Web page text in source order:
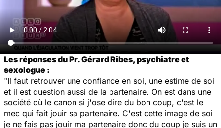
Les réponses du Pr. Gérard Ribes, psychiatre et
sexologue :
"Il faut retrouver une confiance en soi, une estime de soi
et il est question aussi de la partenaire. On est dans une
société où le canon si j'ose dire du bon coup, c'est le
mec qui fait jouir sa partenaire. C'est cette image de soi
je ne fais pas jouir ma partenaire donc du coup je suis un